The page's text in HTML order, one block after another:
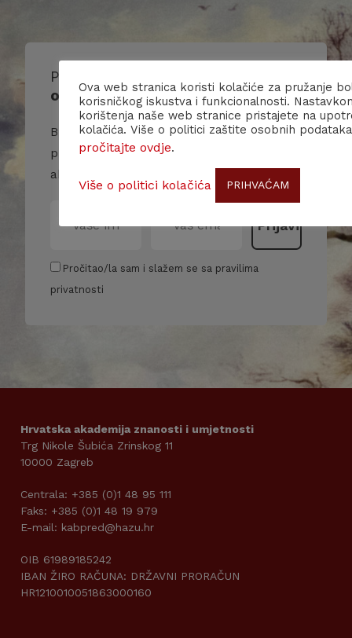
Prijavite se na naš
obavjesnik/newsletter!
Budite u toku s našim događanjima i
primajte više informacija o nama i našim
aktivnostima.
Pročitao/la sam i slažem se sa pravilima
privatnosti
Hrvatska akademija znanosti i umjetnosti
Trg Nikole Šubića Zrinskog 11
10000 Zagreb
Centrala: +385 (0)1 48 95 111
Faks: +385 (0)1 48 19 979
E-mail: kabpred@hazu.hr
OIB 61989185242
IBAN ŽIRO RAČUNA: DRŽAVNI PRORAČUN
HR1210010051863000160
Ova web stranica koristi kolačiće za pružanje
korisničkog iskustva i funkcionalnosti.
korištenja naše web stranice pristajete na
kolačića. Više o politici zaštite osobnih podataka
pročitajte ovdje.
Više o politici kolačića PRIHVAĆAM